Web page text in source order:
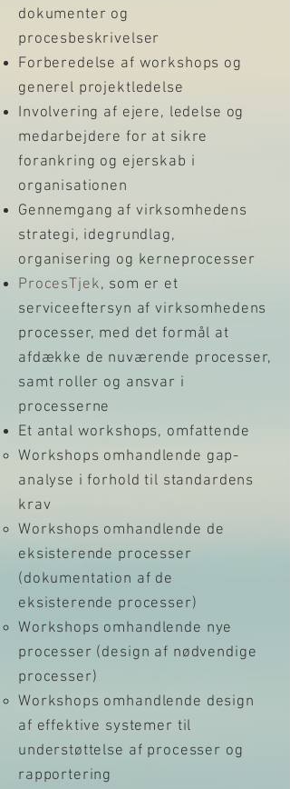
dokumenter og
procesbeskrivelser
Forberedelse af workshops og
generel projektledelse
Involvering af ejere, ledelse og
medarbejdere for at sikre
forankring og ejerskab i
organisationen
Gennemgang af virksomhedens
strategi, idegrundlag,
organisering og kerneprocesser
ProcesTjek, som er et
serviceeftersyn af virksomhedens
processer, med det formål at
afdække de nuværende processer,
samt roller og ansvar i
processerne
Et antal workshops, omfattende
Workshops omhandlende gap-
analyse i forhold til standardens
krav
Workshops omhandlende de
eksisterende processer
(dokumentation af de
eksisterende processer)
Workshops omhandlende nye
processer (design af nødvendige
processer)
Workshops omhandlende design
af effektive systemer til
understøttelse af processer og
rapportering